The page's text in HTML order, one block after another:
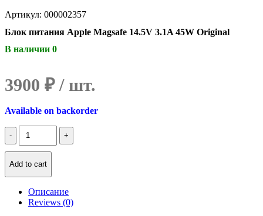
Артикул: 000002357
Блок питания Apple Magsafe 14.5V 3.1A 45W Original
В наличии 0
3900 ₽
Available on backorder
Количество
Блок
питания
Apple
3.1A
45W
Add to cart
Описание
Reviews (0)